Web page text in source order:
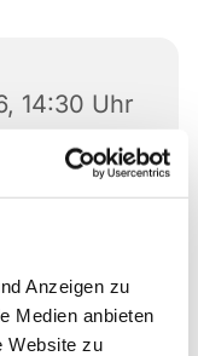
Anzeigen zu
Medien anbieten
Website zu
14:30 Uhr
Westen,